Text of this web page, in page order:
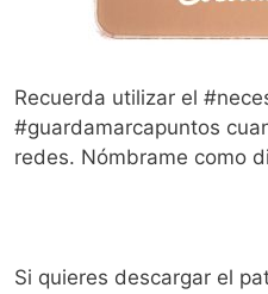
Recuerda utilizar el
#guardamarcapuntos
redes. Nómbrame como
Si quieres descargar el